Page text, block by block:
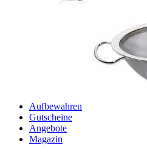
Aufbewahren
Gutscheine
Angebote
Magazin